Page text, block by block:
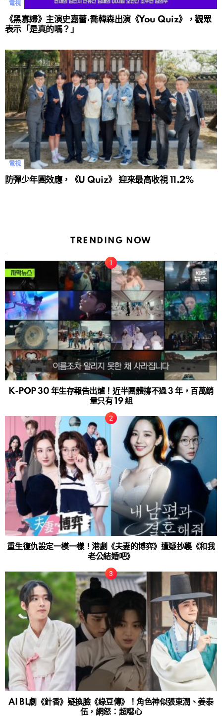
電視
《黑寡婦》主演史嘉蕾·喬韓森出演《You Quiz》，觀眾
表示「是真的嗎？」
電視
防彈少年團效應，《U Quiz》 迎來最高收視 11.2%
TRENDING NOW
K-POP 30 年生存報告出爐！近半團體撐不過 3 年，百萬銷
量只有 19 組
重生復仇設定一模一樣！港劇《夫妻的博弈》遭疑抄襲《和我
老公結婚吧》
AI BL劇《針香》疑換臉《綠豆傳》！角色神似張東潤、姜泰
伍，網怒：超噁心